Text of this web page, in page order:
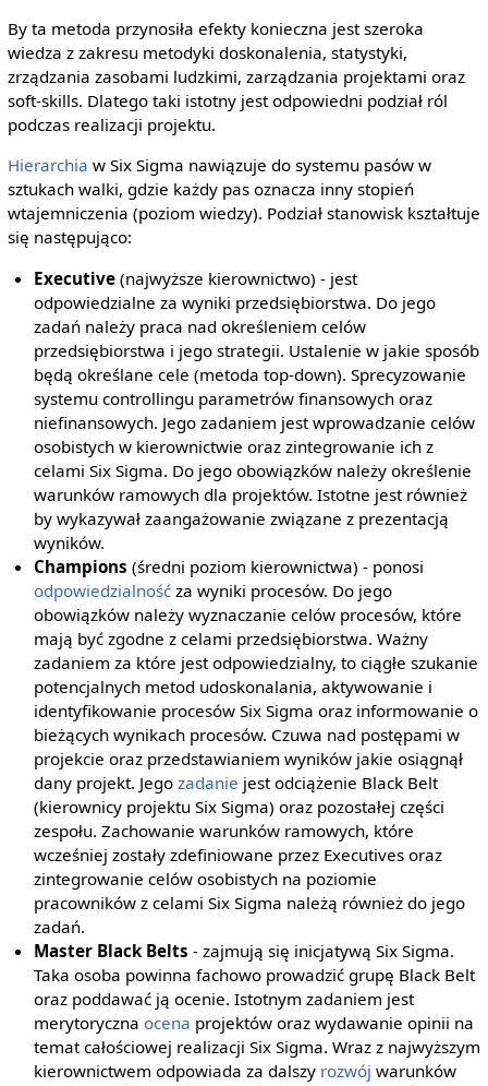
By ta metoda przynosiła efekty konieczna jest szeroka
wiedza z zakresu metodyki doskonalenia, statystyki,
zrządzania zasobami ludzkimi, zarządzania projektami oraz
soft-skills. Dlatego taki istotny jest odpowiedni podział ról
podczas realizacji projektu.
Hierarchia w Six Sigma nawiązuje do systemu pasów w
sztukach walki, gdzie każdy pas oznacza inny stopień
wtajemniczenia (poziom wiedzy). Podział stanowisk kształtuje
się następująco:
Executive (najwyższe kierownictwo) - jest
odpowiedzialne za wyniki przedsiębiorstwa. Do jego
zadań należy praca nad określeniem celów
przedsiębiorstwa i jego strategii. Ustalenie w jakie sposób
będą określane cele (metoda top-down). Sprecyzowanie
systemu controllingu parametrów finansowych oraz
niefinansowych. Jego zadaniem jest wprowadzanie celów
osobistych w kierownictwie oraz zintegrowanie ich z
celami Six Sigma. Do jego obowiązków należy określenie
warunków ramowych dla projektów. Istotne jest również
by wykazywał zaangażowanie związane z prezentacją
wyników.
Champions (średni poziom kierownictwa) - ponosi
odpowiedzialność za wyniki procesów. Do jego
obowiązków należy wyznaczanie celów procesów, które
mają być zgodne z celami przedsiębiorstwa. Ważny
zadaniem za które jest odpowiedzialny, to ciągłe szukanie
potencjalnych metod udoskonalania, aktywowanie i
identyfikowanie procesów Six Sigma oraz informowanie o
bieżących wynikach procesów. Czuwa nad postępami w
projekcie oraz przedstawianiem wyników jakie osiągnął
dany projekt. Jegozadanie jest odciążenie Black Belt
(kierownicy projektu Six Sigma) oraz pozostałej części
zespołu. Zachowanie warunków ramowych, które
wcześniej zostały zdefiniowane przez Executives oraz
zintegrowanie celów osobistych na poziomie
pracowników z celami Six Sigma należą również do jego
zadań.
Master Black Belts - zajmują się inicjatywą Six Sigma.
Taka osoba powinna fachowo prowadzić grupę Black Belt
oraz poddawać ją ocenie. Istotnym zadaniem jest
merytorycznaocena projektów oraz wydawanie opinii na
temat całościowej realizacji Six Sigma. Wraz z najwyższym
kierownictwem odpowiada za dalszy rozwój warunków